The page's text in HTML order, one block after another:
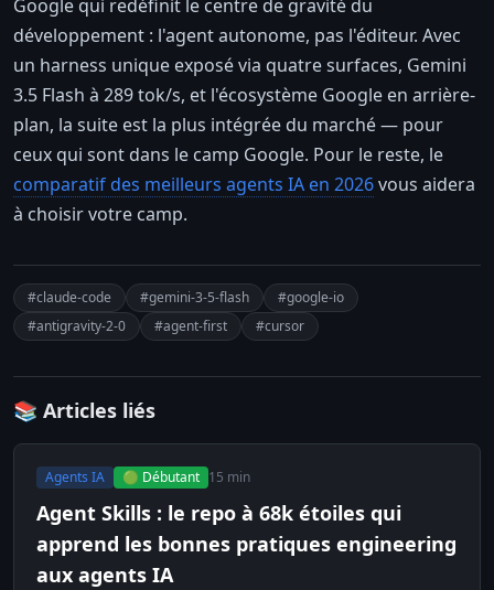
Google qui redéfinit le centre de gravité du
développement : l'agent autonome, pas l'éditeur. Avec
un harness unique exposé via quatre surfaces, Gemini
3.5 Flash à 289 tok/s, et l'écosystème Google en arrière-
plan, la suite est la plus intégrée du marché — pour
ceux qui sont dans le camp Google. Pour le reste, le
comparatif des meilleurs agents IA en 2026vous aidera
à choisir votre camp.
#claude-code #gemini-3-5-flash
#google-io
#antigravity-2-0
#agent-first #cursor
📚 Articles liés
Agents IA 🟢 Débutant 15 min
Agent Skills : le repo à 68k étoiles qui
apprend les bonnes pratiques engineering
aux agents IA